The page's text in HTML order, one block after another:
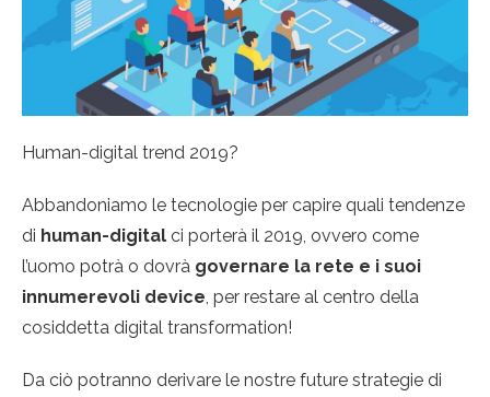
Human-digital trend 2019?
Abbandoniamo le tecnologie per capire quali tendenze
di human-digital ci porterà il 2019, ovvero come
l’uomo potrà o dovrà governare la rete e i suoi
innumerevoli device, per restare al centro della
cosiddetta digital transformation!
Da ciò potranno derivare le nostre future strategie di